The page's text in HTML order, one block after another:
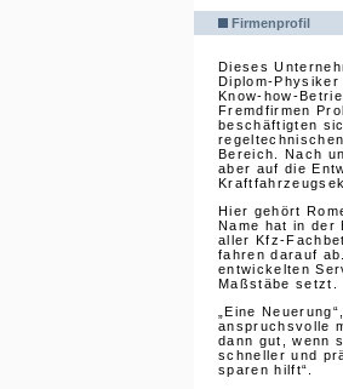
Firmenprofil
Dieses
Diplom-
Know-how-
Fremdfirmen
beschäftigten
Bereich. Nach
aber auf die
Hier gehört
Name hat in der
aller Kfz-
fahren darauf
entwickelten
Maßstäbe setzt.
„Eine
anspruchsvolle
dann gut, wenn
schneller und
sparen hilft“.